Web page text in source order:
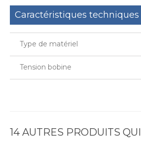
Caractéristiques techniques
Type de matériel
Tension bobine
14 AUTRES PRODUITS